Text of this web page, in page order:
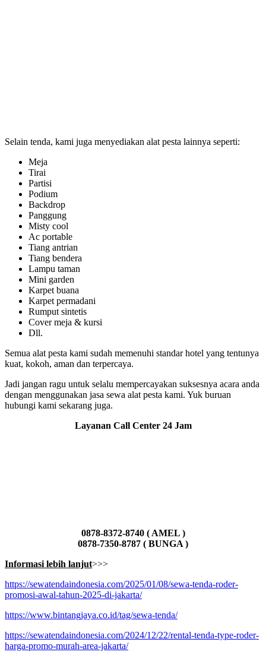
Selain tenda, kami juga menyediakan alat pesta lainnya seperti:
Meja
Tirai
Partisi
Podium
Backdrop
Panggung
Misty cool
Ac portable
Tiang antrian
Tiang bendera
Lampu taman
Mini garden
Karpet buana
Karpet permadani
Rumput sintetis
Cover meja & kursi
Dll.
Semua alat pesta kami sudah memenuhi standar hotel yang tentunya
kuat, kokoh, aman dan terpercaya.
Jadi jangan ragu untuk selalu mempercayakan suksesnya acara anda
dengan menggunakan jasa sewa alat pesta kami. Yuk buruan
hubungi kami sekarang juga.
Layanan Call Center 24 Jam
0878-8372-8740 ( AMEL )
0878-7350-8787 ( BUNGA )
Informasi lebih lanjut>>>
https://sewatendaindonesia.com/2025/01/08/sewa-tenda-roder-
promosi-awal-tahun-2025-di-jakarta/
https://www.bintangjaya.co.id/tag/sewa-tenda/
https://sewatendaindonesia.com/2024/12/22/rental-tenda-type-roder-
harga-promo-murah-area-jakarta/